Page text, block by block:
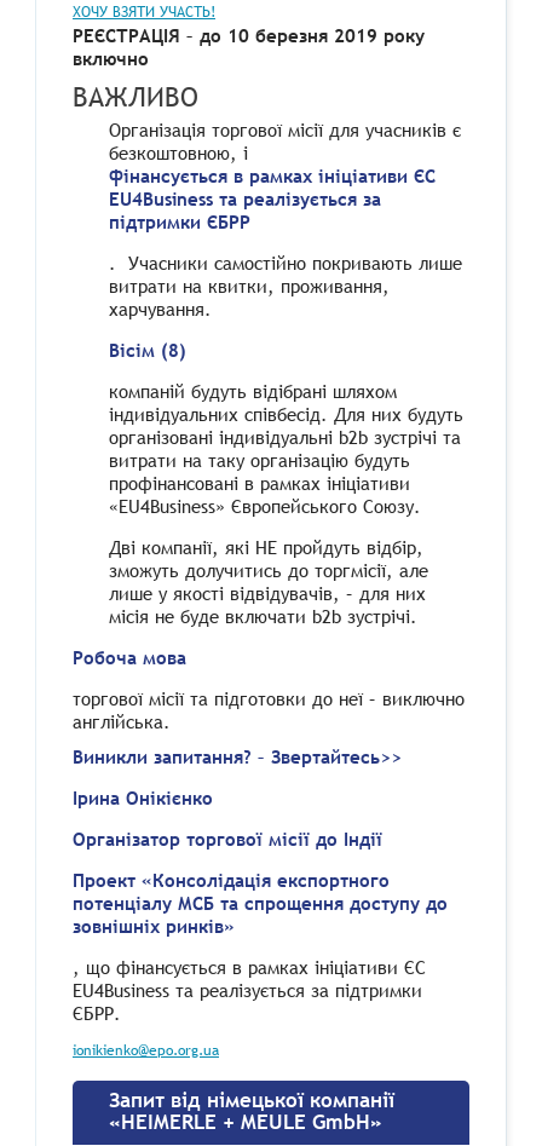
ХОЧУ ВЗЯТИ УЧАСТЬ!
РЕЄСТРАЦІЯ – до 10 березня 2019 року
включно
ВАЖЛИВО
Організація торгової місії для учасників є
безкоштовною, і
фінансується в рамках ініціативи ЄС
EU4Business та реалізується за
підтримки ЄБРР
. Учасники самостійно покривають лише
витрати на квитки, проживання,
харчування.
Вісім (8)
компаній будуть відібрані шляхом
індивідуальних співбесід. Для них будуть
організовані індивідуальні b2b зустрічі та
витрати на таку організацію будуть
профінансовані в рамках ініціативи
«EU4Business» Європейського Союзу.
Дві компанії, які НЕ пройдуть відбір,
зможуть долучитись до торгмісії, але
лише у якості відвідувачів, – для них
місія не буде включати b2b зустрічі.
Робоча мова
торгової місії та підготовки до неї – виключно
англійська.
Виникли запитання? – Звертайтесь>>
Ірина Онікієнко
Організатор торгової місії до Індії
Проект «Консолідація експортного
потенціалу МСБ та спрощення доступу до
зовнішніх ринків»
, що фінансується в рамках ініціативи ЄС
EU4Business та реалізується за підтримки
ЄБРР.
ionikienko@epo.org.ua
Запит від німецької компанії
«HEIMERLE + MEULE GmbH»